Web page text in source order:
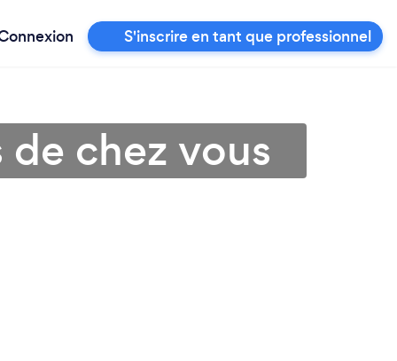
S'inscrire en tant que professionnel
chez vous